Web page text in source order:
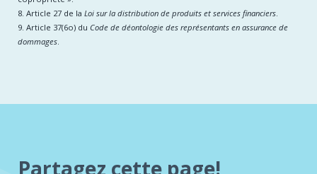
8. Article 27 de la Loi sur la distribution de produits et services financiers
9. Article 37(6o) du Code de déontologie des représentants en assurance de
dommages
Partagez cette page!